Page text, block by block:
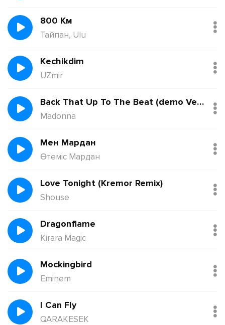
800 Км
Тайпан, Ulu
Kechikdim
UZmir
Back That Up To The Beat (demo Version)
Madonna
Мен Мардан
Өтеміс Мардан
Love Tonight (Kremor Remix)
Shouse
Dragonflame
Kirara Magic
Mockingbird
Eminem
I Can Fly
QARAKESEK